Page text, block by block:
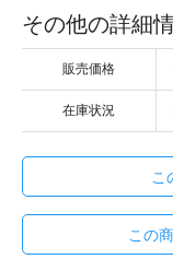
その他の詳細
販売価格
在庫状況
こ
この